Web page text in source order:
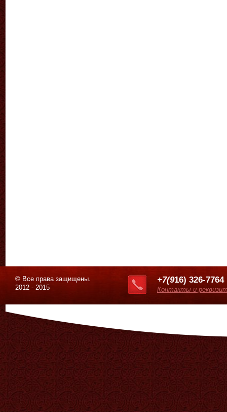
© Все права защищены.
2012 - 2015
+7(916) 326-7764
Контакты и